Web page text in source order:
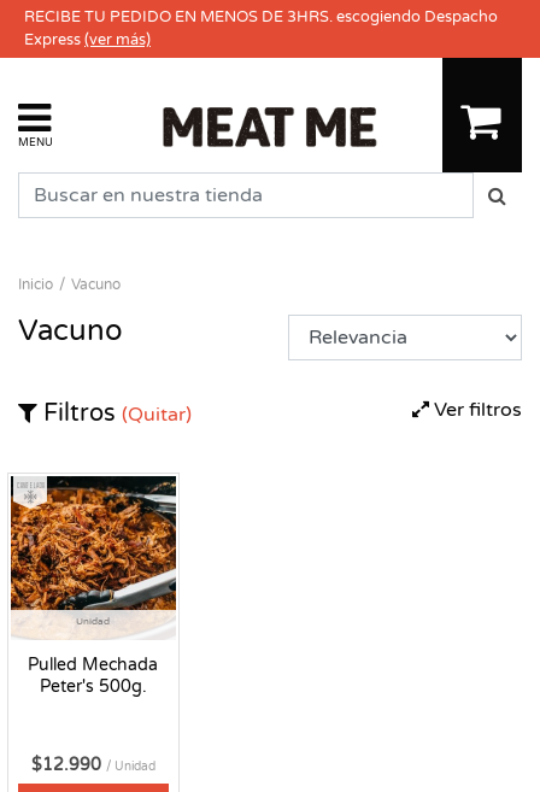
RECIBE TU PEDIDO EN MENOS DE 3HRS. escogiendo Despacho
Express(ver más)
MENU
Inicio Vacuno
Vacuno
Ver filtros
Filtros (Quitar)
Unidad
Pulled Mechada
Peter's 500g.
Congelado
$12.990 / Unidad